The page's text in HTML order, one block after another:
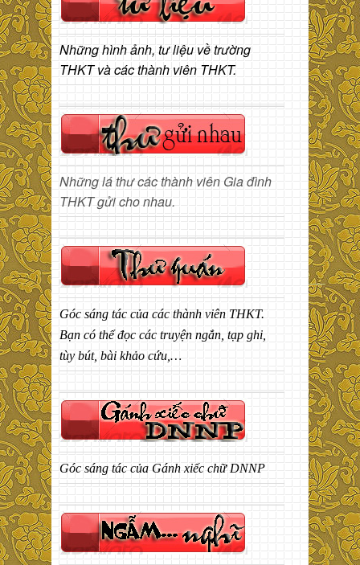
Những hình ảnh, tư liệu về trường
THKT và các thành viên THKT.
Những lá thư các thành viên Gia đình
THKT gửi cho nhau.
Góc sáng tác của các thành viên THKT.
Bạn có thể đọc các truyện ngắn, tạp ghi,
tùy bút, bài khảo cứu,…
Góc sáng tác của Gánh xiếc chữ DNNP